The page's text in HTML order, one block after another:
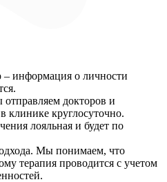
– информация о личности
докторов и
клинике круглосуточно.
лояльная и будет по
Мы понимаем, что
терапия проводится с учетом